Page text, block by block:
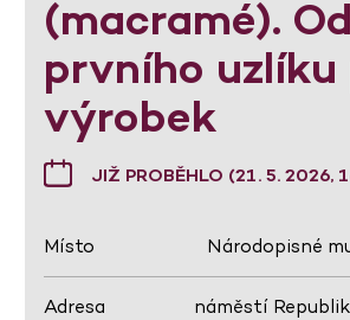
(macramé). Od
prvního uzlíku
výrobek
JIŽ PROBĚHLO (21. 5. 2026,
Místo Národopisné
Adresa náměstí